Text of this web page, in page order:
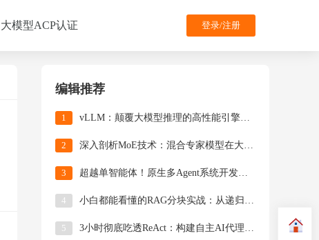
大模型ACP认证 登录/注册
编辑推荐
1 ​​vLLM：颠覆大模型推理的高性能引擎技术详解​
2 深入剖析MoE技术：混合专家模型在大模型中的应用
3 超越单智能体！原生多Agent系统开发指南（附完整源码）
4 小白都能看懂的RAG分块实战：从递归分割到LLM智能拆解的全解析
5 3小时彻底吃透ReAct：构建自主AI代理的底层能力矩阵（附完整代码）